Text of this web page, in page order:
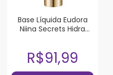
Base Líquida Eudora
Niina Secrets Hidra
R$91,99